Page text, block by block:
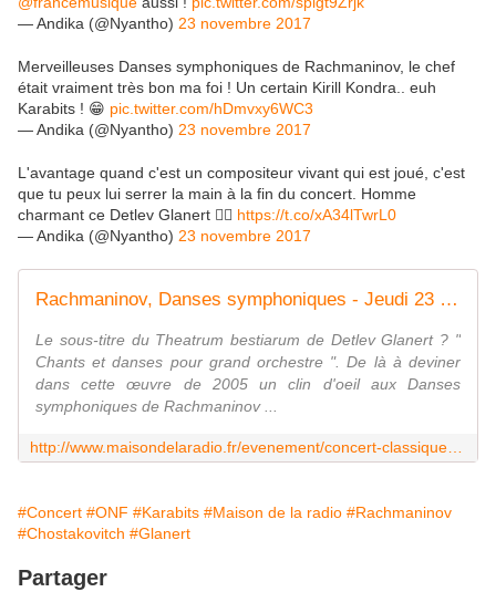
— Andika (@Nyantho) 23 novembre 2017
Merveilleuses Danses symphoniques de Rachmaninov, le chef
était vraiment très bon ma foi ! Un certain Kirill Kondra.. euh
Karabits ! 😁 pic.twitter.com/hDmvxy6WC3
— Andika (@Nyantho) 23 novembre 2017
L'avantage quand c'est un compositeur vivant qui est joué, c'est
que tu peux lui serrer la main à la fin du concert. Homme
charmant ce Detlev Glanert 👍🏾 https://t.co/xA34lTwrL0
— Andika (@Nyantho) 23 novembre 2017
Rachmaninov, Danses symphoniques - Jeudi 23 novembre 2017 - 20h00 Maison de la radio - Auditorium de Radio France
Le sous-titre du Theatrum bestiarum de Detlev Glanert ? "
Chants et danses pour grand orchestre ". De là à deviner
dans cette œuvre de 2005 un clin d'oeil aux Danses
symphoniques de Rachmaninov ...
#Concert #ONF #Karabits #Maison de la radio #Rachmaninov
#Chostakovitch #Glanert
Partager